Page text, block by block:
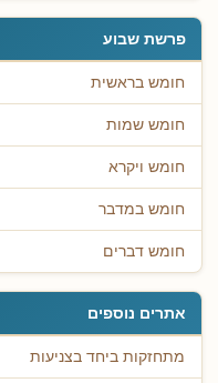
פרשת שבוע
חומש בראשית
חומש שמות
חומש ויקרא
חומש במדבר
חומש דברים
אתרים נוספים
מתחזקות ביחד בצניעות